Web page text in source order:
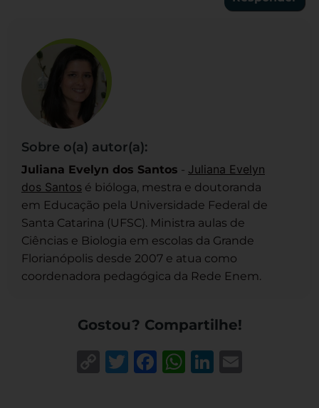
Sobre o(a) autor(a):
Juliana Evelyn dos Santos - Juliana Evelyn
dos Santos é bióloga, mestra e doutoranda
em Educação pela Universidade Federal de
Santa Catarina (UFSC). Ministra aulas de
Ciências e Biologia em escolas da Grande
Florianópolis desde 2007 e atua como
coordenadora pedagógica da Rede Enem.
Gostou? Compartilhe!
CopyTwitter
Facebook
WhatsApp
LinkedIn